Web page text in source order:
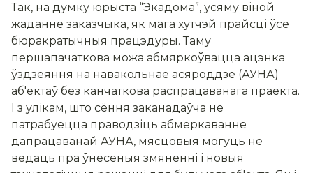
Так, на думку юрыста “Экадома”, усяму віной
жаданне заказчыка, як мага хутчэй прайсці ўсе
бюракратычныя працэдуры. Таму
першапачаткова можа абмяркоўвацца ацэнка
ўздзеяння на навакольнае асяроддзе (АУНА)
аб'ектаў без канчаткова распрацаванага праекта.
І з улікам, што сёння заканадаўча не
патрабуецца праводзіць абмеркаванне
дапрацаванай АУНА, мясцовыя могуць не
ведаць пра ўнесеныя змяненні і новыя